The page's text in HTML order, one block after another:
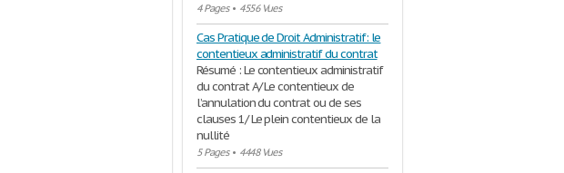
4 Pages• 4556 Vues
Cas Pratique de Droit Administratif: le
contentieux administratif du contrat
Résumé : Le contentieux administratif
du contrat A/ Le contentieux de
l’annulation du contrat ou de ses
clauses 1/ Le plein contentieux de la
nullité
5 Pages• 4448 Vues